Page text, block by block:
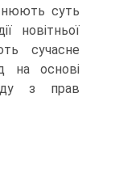
суть
новітньої
суча­сне
на основі
з прав